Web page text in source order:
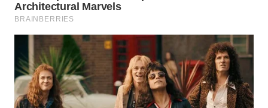
LISTRIK
WAHANA
TRAVEL